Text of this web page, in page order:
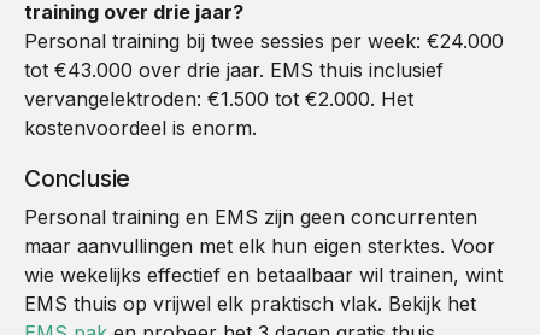
training over drie jaar?
Personal training bij twee sessies per week: €24.000
tot €43.000 over drie jaar. EMS thuis inclusief
vervangelektroden: €1.500 tot €2.000. Het
kostenvoordeel is enorm.
Conclusie
Personal training en EMS zijn geen concurrenten
maar aanvullingen met elk hun eigen sterktes. Voor
wie wekelijks effectief en betaalbaar wil trainen, wint
EMS thuis op vrijwel elk praktisch vlak. Bekijk het